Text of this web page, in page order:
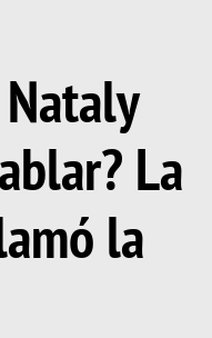
La
la